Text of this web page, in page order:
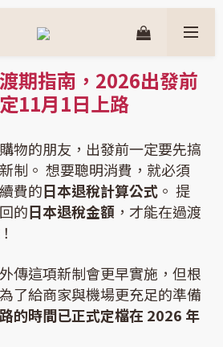
期指南，2026出發前
11月1日上路
物的朋友，出發前一定要先搞
新制。 想要聰明消費，就必須
費的日本退稅計算公式 。 提
的日本退稅金額 ，才能在過渡
傳這項新制會更早實施，但根
了給商家與機場更充足的準備
的時間已正式定檔在 2026 年